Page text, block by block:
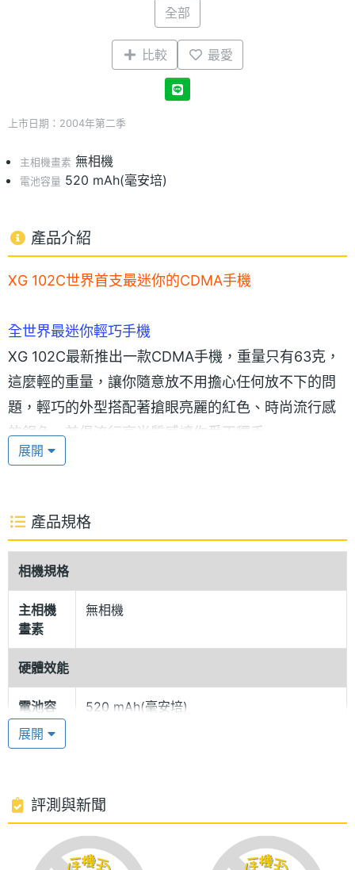
全部
比較 最愛
上市日期：2004年第二季
主相機畫素 無相機
電池容量 520 mAh(毫安培)
產品介紹
XG 102C世界首支最迷你的CDMA手機
全世界最迷你輕巧手機
XG 102C最新推出一款CDMA手機，重量只有63克，
這麼輕的重量，讓你隨意放不用擔心任何放不下的問
題，輕巧的外型搭配著搶眼亮麗的紅色、時尚流行感
的銀色，兼俱流行高尚質感讓你愛不釋手。
案，炫麗七彩的來電顯示，精采簡訊群發，隨時通知
功能特色：
◎頻率系統：CDMA
◎40 和絃鈴聲
◎待機模式：動畫圖片/風景圖片/傳統時鐘/數位時鐘
◎遊戲：21點、奧塞羅、可自設遊戲音樂開/關
◎其他功能：SMS、七彩來電顯示、簡訊群發、貪睡
※本文為 SOGI 手機王版權所有，未經授權不得轉載使用※
展開
產品規格
相機規格
主相機
畫素
無相機
硬體效能
電池容
量
520 mAh(毫安培)
多媒體資訊
展開
評測與新聞